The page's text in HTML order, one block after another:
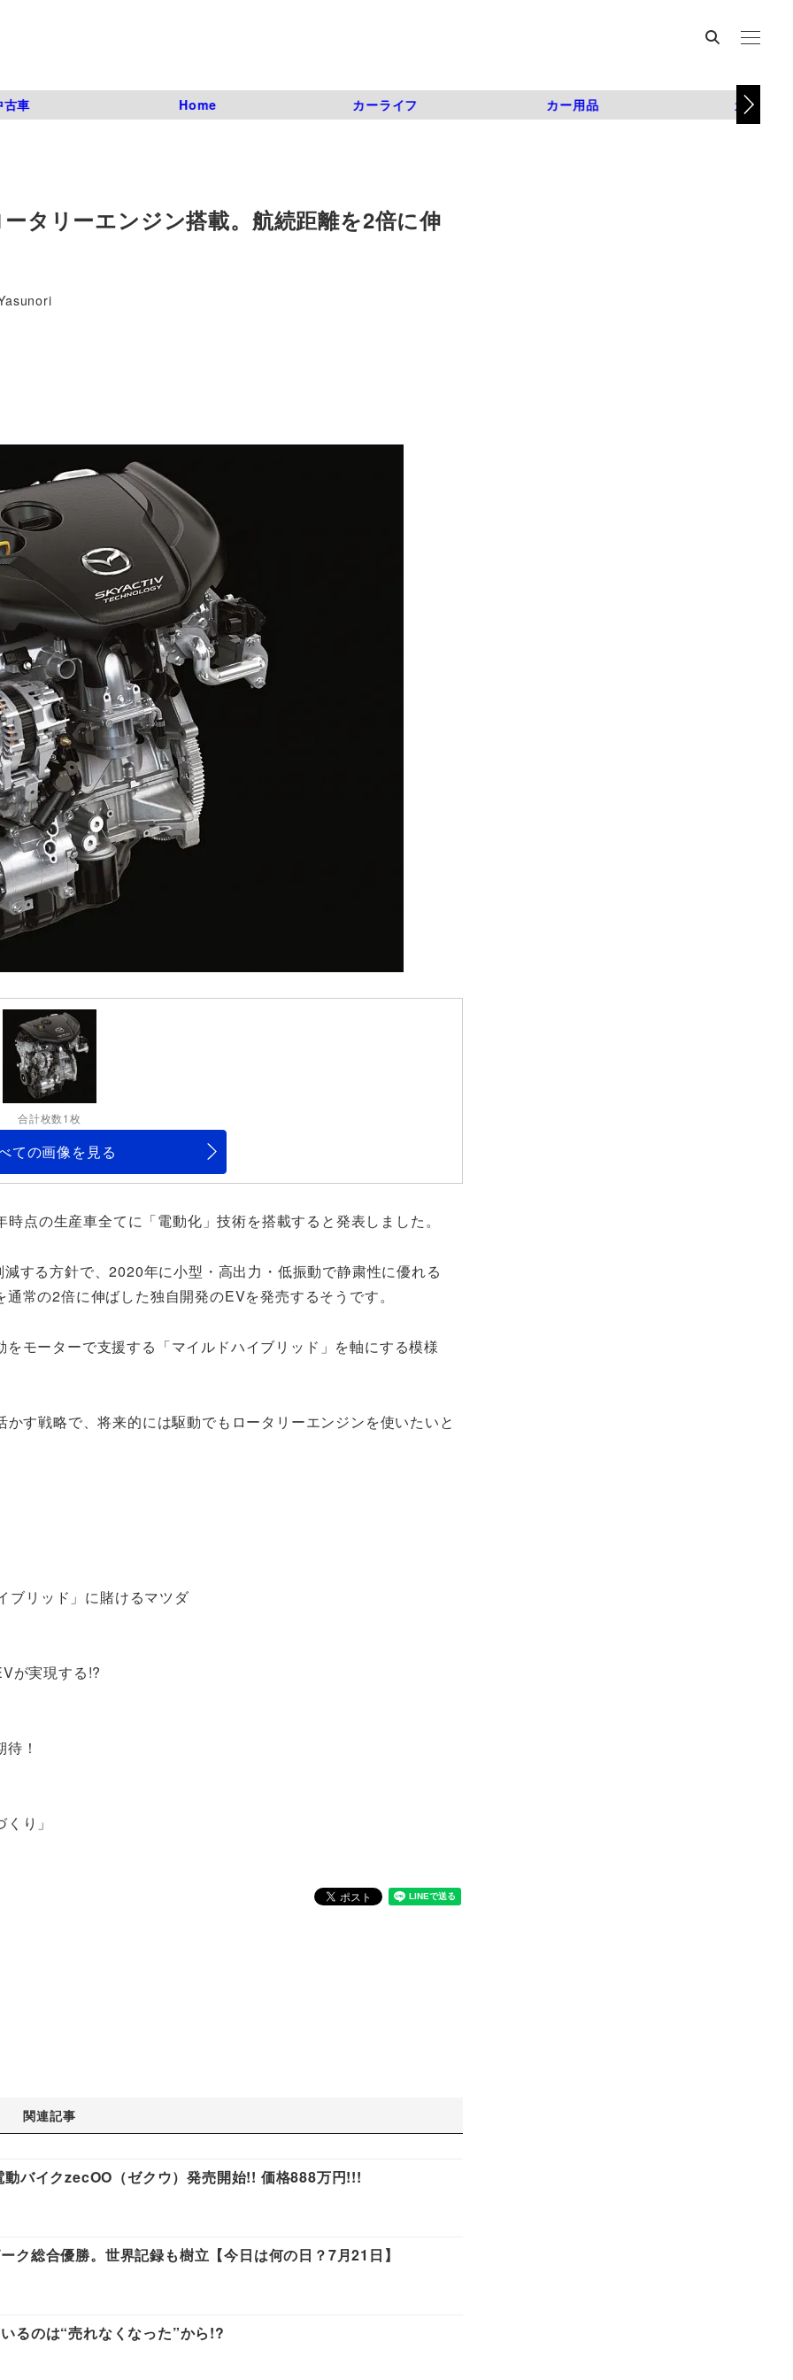
古車 Home カーライフ カー用品 カスタム
タリーエンジン搭載。航続距離を2倍に伸
合計枚数1枚
ての画像を見る
点の生産車全てに「電動化」技術を搭載すると発表しました。
する方針で、2020年に小型・高出力・低振動で静粛性に優れる
常の2倍に伸ばした独自開発のEVを発売するそうです。
モーターで支援する「マイルドハイブリッド」を軸にする模様
す戦略で、将来的には駆動でもロータリーエンジンを使いたいと
ブリッド」に賭けるマツダ
が実現する!?
！
り」
関連記事
バイクzecOO（ゼクウ）発売開始!! 価格888万円!!!
ク総合優勝。世界記録も樹立【今日は何の日？7月21日】
るのは“売れなくなった”から!?